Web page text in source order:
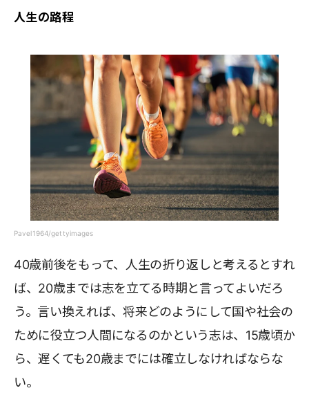
人生の路程
Pavel1964/gettyimages
40歳前後をもって、人生の折り返しと考えるとすれ
ば、20歳までは志を立てる時期と言ってよいだろ
う。言い換えれば、将来どのようにして国や社会の
ために役立つ人間になるのかという志は、15歳頃か
ら、遅くても20歳までには確立しなければならな
い。